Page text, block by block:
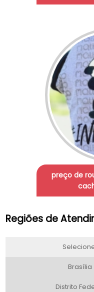
preço de
Regiões de
Brasília
Distrito